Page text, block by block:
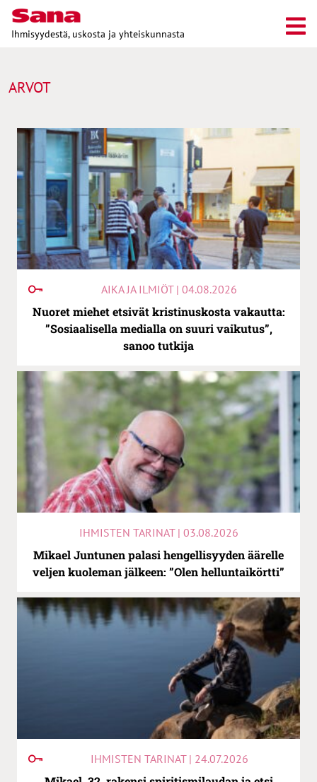
Ihmisyydestä, uskosta ja yhteiskunnasta
ARVOT
AIKA JA ILMIÖT | 04.08.2026
Nuoret miehet etsivät kristinuskosta vakautta:
”Sosiaalisella medialla on suuri vaikutus”,
sanoo tutkija
IHMISTEN TARINAT | 03.08.2026
Mikael Juntunen palasi hengellisyyden äärelle
veljen kuoleman jälkeen: ”Olen helluntaikörtti”
IHMISTEN TARINAT | 24.07.2026